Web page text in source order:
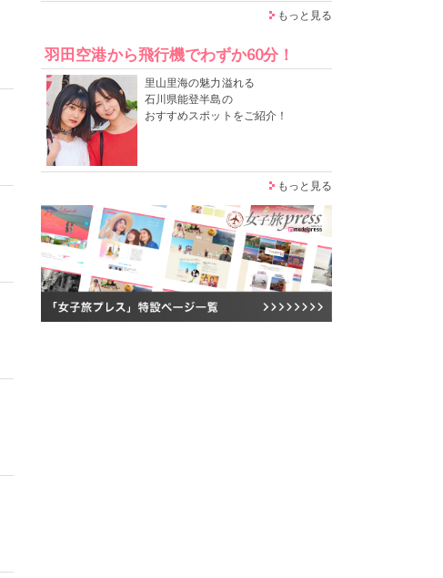
もっと見る
羽田空港から飛行機でわずか60分！
里山里海の魅力溢れる
石川県能登半島の
おすすめスポットをご紹介！
もっと見る